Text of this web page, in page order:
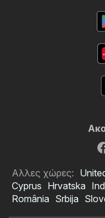
Αλλες χώρες:
Cyprus Hrvatska
România Srbija